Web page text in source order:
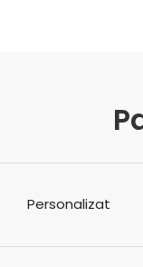
Personalizat